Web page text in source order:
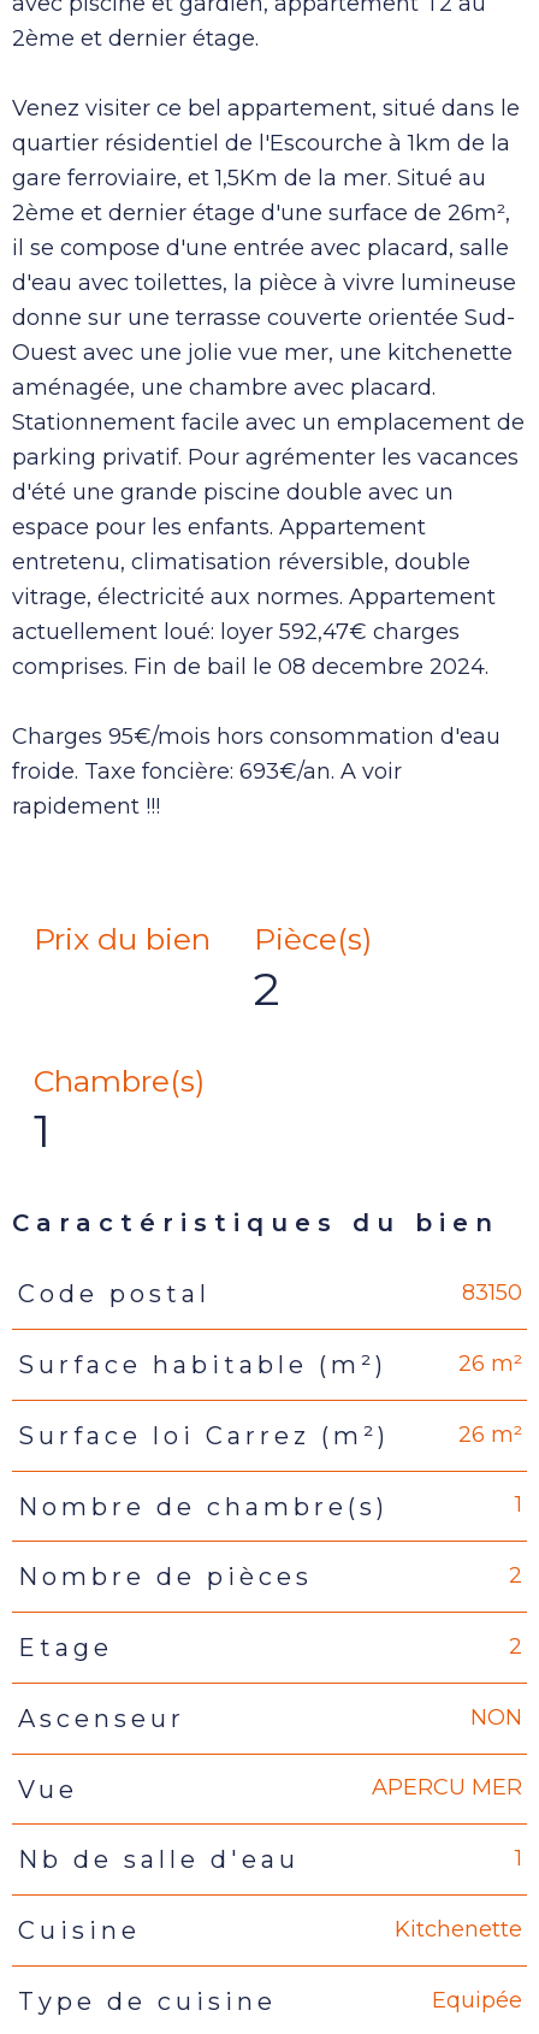
2ème et dernier étage.
Venez visiter ce bel appartement, situé dans le
quartier résidentiel de l'Escourche à 1km de la
gare ferroviaire, et 1,5Km de la mer. Situé au
2ème et dernier étage d'une surface de 26m²,
il se compose d'une entrée avec placard, salle
d'eau avec toilettes, la pièce à vivre lumineuse
donne sur une terrasse couverte orientée Sud-
Ouest avec une jolie vue mer, une kitchenette
aménagée, une chambre avec placard.
Stationnement facile avec un emplacement de
parking privatif. Pour agrémenter les vacances
d'été une grande piscine double avec un
espace pour les enfants. Appartement
entretenu, climatisation réversible, double
vitrage, électricité aux normes. Appartement
actuellement loué: loyer 592,47€ charges
comprises. Fin de bail le 08 decembre 2024.
Charges 95€/mois hors consommation d'eau
froide. Taxe foncière: 693€/an. A voir
rapidement !!!
Prix du bien Pièce(s)
2
Chambre(s)
1
Caractéristiques du bien
Caractéristiques
Code postal 83150
Surface habitable (m²) 26 m²
Surface loi Carrez (m²) 26 m²
Nombre de chambre(s) 1
Nombre de pièces 2
Etage 2
Ascenseur NON
Vue APERCU MER
Nb de salle d'eau 1
Cuisine Kitchenette
Type de cuisine Equipée